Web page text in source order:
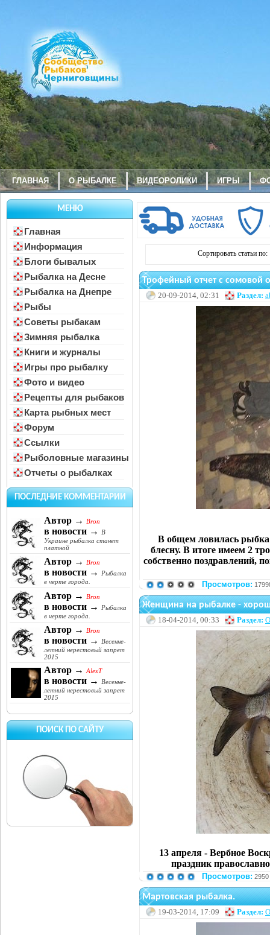
ГЛАВНАЯ О РЫБАЛКЕ ВИДЕОРОЛИКИ ИГРЫ
МЕНЮ
Главная
Информация
Блоги бывалых
Рыбалка на Десне
Рыбалка на Днепре
Рыбы
Советы рыбакам
Зимняя рыбалка
Книги и журналы
Игры про рыбалку
Фото и видео
Рецепты для рыбаков
Карта рыбных мест
Форум
Ссылки
Рыболовные магазины
Отчеты о рыбалках
ПОСЛЕДНИЕ КОММЕНТАРИИ
Автор → Bron
в новости →
В
Украине рыбалка станет
платной
Автор → Bron
в новости →
Рыбалка
в черте города.
Автор → Bron
в новости →
Рыбалка
в черте города.
Автор → Bron
в новости →
Весенне-
летний нерестовый запрет
2015
Автор → AlexT
в новости →
Весенне-
летний нерестовый запрет
2015
ПОИСК ПО САЙТУ
Сортировать статьи по:
Трофейный отчет с сомовой
20-09-2014, 02:31 Раздел:
В общем ловилась
блесну. В итоге имеем 2
собственно поздравлений,
Просмотров:
Женщина на рыбалке -
18-04-2014, 00:33 Раздел:
13 апреля - Вербное
праздник
Просмотров:
Мартовская рыбалка.
19-03-2014, 17:09 Раздел: